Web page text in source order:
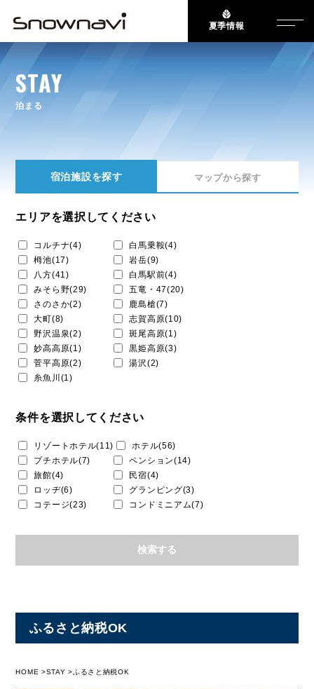
夏季情報
STAY
泊まる
宿泊施設を探す マップから探す
エリアを選択してください
コルチナ(4)
白馬乗鞍(4)
栂池(17)
岩岳(9)
八方(41)
白馬駅前(4)
みそら野(29)
五竜・47(20)
さのさか(2)
鹿島槍(7)
大町(8)
志賀高原(10)
野沢温泉(2)
斑尾高原(1)
妙高高原(1)
黒姫高原(3)
菅平高原(2)
湯沢(2)
糸魚川(1)
条件を選択してください
リゾートホテル(11)
ホテル(56)
プチホテル(7)
ペンション(14)
旅館(4)
民宿(4)
ロッヂ(6)
グランピング(3)
コテージ(23)
コンドミニアム(7)
ふるさと納税OK
HOME STAY ふるさと納税OK